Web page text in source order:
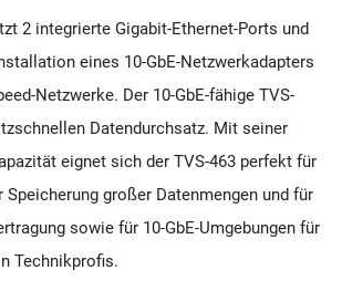
2 integrierte Gigabit-Ethernet-Ports und
eines 10-GbE-Netzwerkadapters
Netzwerke. Der 10-GbE-fähige TVS-
Datendurchsatz. Mit seiner
eignet sich der TVS-463 perfekt für
Speicherung großer Datenmengen und für
sowie für 10-GbE-Umgebungen für
Technikprofis.